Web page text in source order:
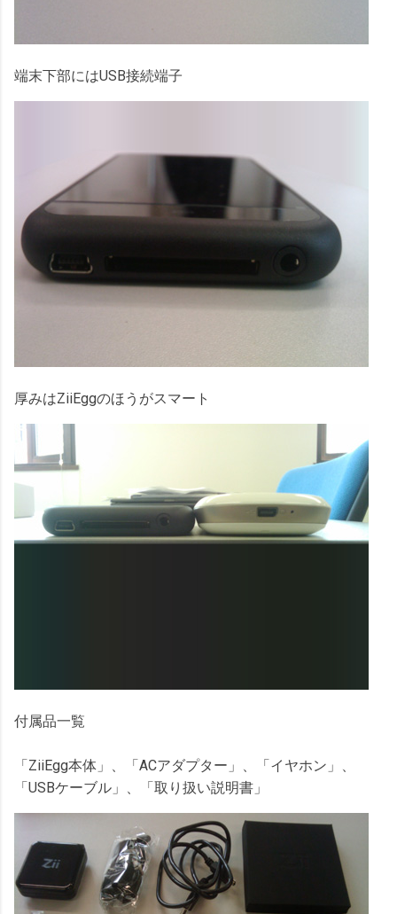
端末下部にはUSB接続端子
厚みはZiiEggのほうがスマート
付属品一覧
「ZiiEgg本体」、「ACアダプター」、「イヤホン」、
「USBケーブル」、「取り扱い説明書」